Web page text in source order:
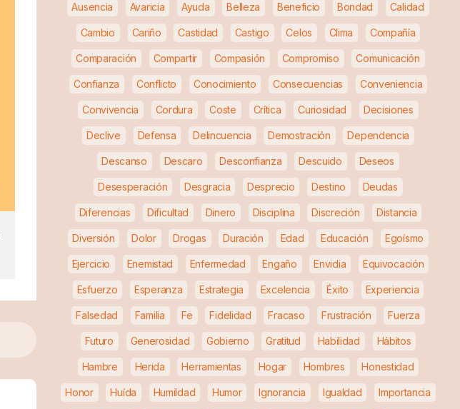
Ausencia Avaricia Ayuda Belleza Beneficio Bondad Calidad
Cambio Cariño Castidad Castigo Celos Clima Compañía
Comparación Compartir Compasión Compromiso Comunicación
Confianza Conflicto Conocimiento Consecuencias Conveniencia
Convivencia Cordura Coste Crítica Curiosidad Decisiones
Declive Defensa Delincuencia Demostración Dependencia
Descanso Descaro Desconfianza Descuido Deseos
Desesperación Desgracia Desprecio Destino Deudas
Diferencias Dificultad Dinero Disciplina Discreción Distancia
Diversión Dolor Drogas Duración Edad Educación Egoísmo
Ejercicio Enemistad Enfermedad Engaño Envidia Equivocación
Esfuerzo Esperanza Estrategia Excelencia Éxito Experiencia
Falsedad Familia Fe Fidelidad Fracaso Frustración Fuerza
Futuro Generosidad Gobierno Gratitud Habilidad Hábitos
Hambre Herida Herramientas Hogar Hombres Honestidad
Honor Huída Humildad Humor Ignorancia Igualdad Importancia